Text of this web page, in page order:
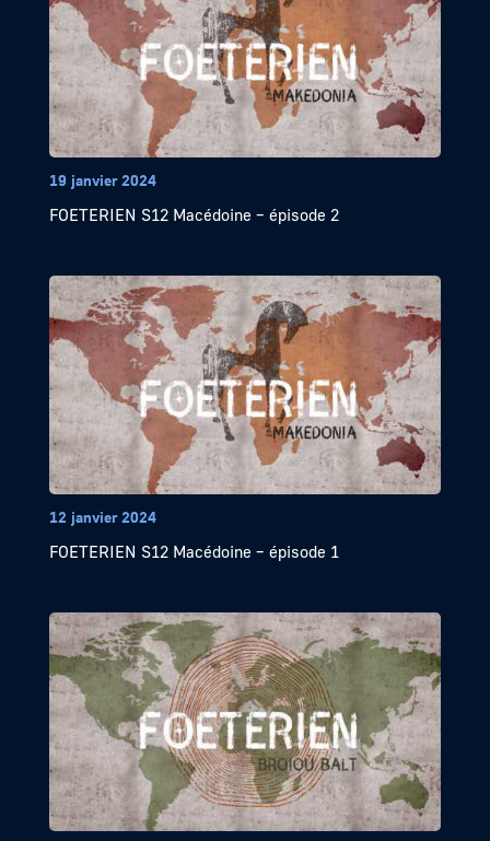
19 janvier 2024
FOETERIEN S12 Macédoine – épisode 2
12 janvier 2024
FOETERIEN S12 Macédoine – épisode 1